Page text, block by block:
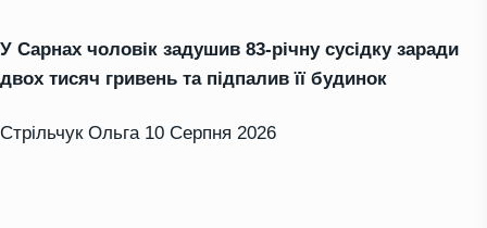
У Сарнах чоловік задушив 83-річну сусідку заради
двох тисяч гривень та підпалив її будинок
Стрільчук Ольга 10 Серпня 2026